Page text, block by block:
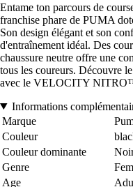
Entame ton parcours de
franchise phare de PUMA
Son design élégant et son
d'entraînement idéal. Des
chaussure neutre offre une
tous les coureurs. Découvre
avec le VELOCITY
Informations
Marque
Couleur
Couleur dominante
Genre
Age